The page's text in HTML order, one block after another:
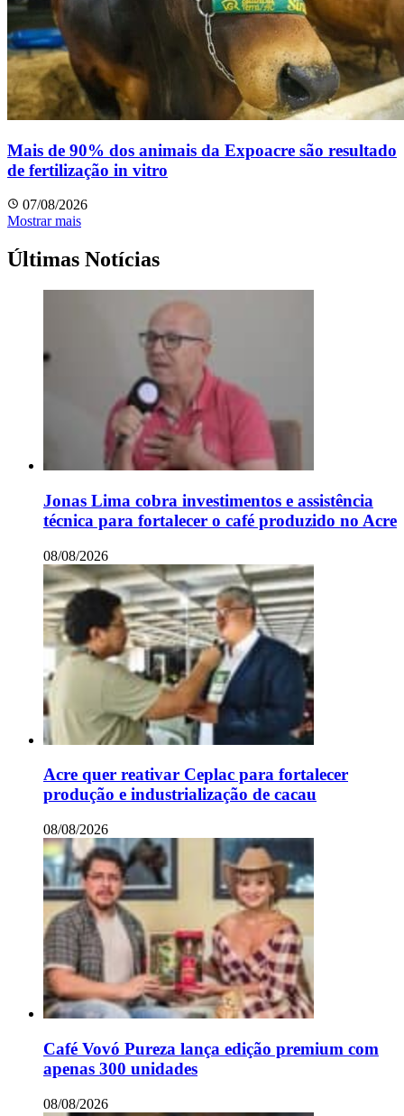
Mais de 90% dos animais da Expoacre são resultado
de fertilização in vitro
07/08/2026
Mostrar mais
Últimas Notícias
Jonas Lima cobra investimentos e assistência
técnica para fortalecer o café produzido no Acre
08/08/2026
Acre quer reativar Ceplac para fortalecer
produção e industrialização de cacau
08/08/2026
Café Vovó Pureza lança edição premium com
apenas 300 unidades
08/08/2026